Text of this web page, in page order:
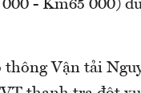
- Km65 000)
Vận tải